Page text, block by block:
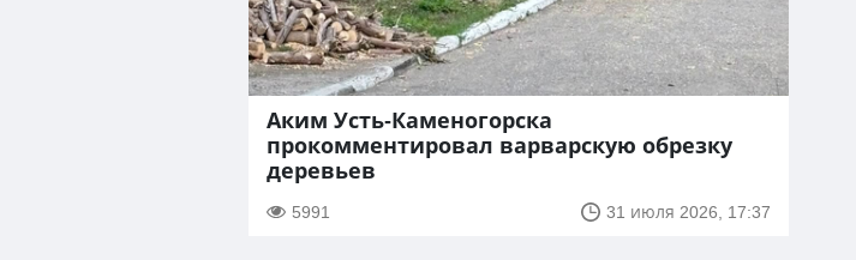
Аким Усть-Каменогорска
прокомментировал варварскую обрезку
деревьев
5991 31 июля 2026, 17:37